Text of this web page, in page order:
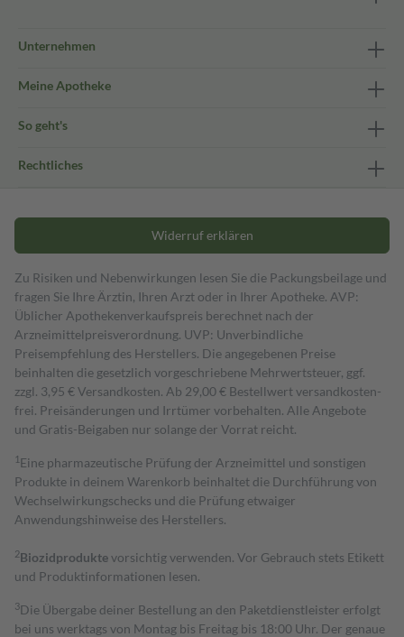
Unternehmen
Meine Apotheke
So geht's
Rechtliches
Widerruf erklären
Zu Risiken und Nebenwirkungen lesen Sie die Packungsbeilage und
fragen Sie Ihre Ärztin, Ihren Arzt oder in Ihrer Apotheke. AVP:
Üblicher Apothekenverkaufspreis berechnet nach der
Arzneimittelpreisverordnung. UVP: Unverbindliche
Preisempfehlung des Herstellers. Die angegebenen Preise
beinhalten die gesetzlich vorgeschriebene Mehrwertsteuer, ggf.
zzgl. 3,95 € Versandkosten. Ab 29,00 € Bestell­wert versand­kosten­
frei. Preisänderungen und Irrtümer vorbehalten. Alle Angebote
und Gratis-Beigaben nur solange der Vorrat reicht.
1 Eine pharmazeutische Prüfung der Arzneimittel und sonstigen
Produkte in deinem Warenkorb beinhaltet die Durchführung von
Wechselwirkungschecks und die Prüfung etwaiger
Anwendungshinweise des Herstellers.
2Biozidproduktevorsichtig verwenden. Vor Gebrauch stets Etikett
und Produktinformationen lesen.
3Die Übergabe deiner Bestellung an den Paketdienstleister erfolgt
bei uns werktags von Montag bis Freitag bis 18:00 Uhr. Der genaue